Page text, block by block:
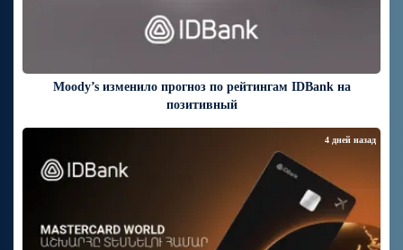
Moody’s изменило прогноз по рейтингам IDBank на
позитивный
4 дней назад